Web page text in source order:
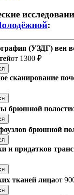
:
(УЗДГ) вен
от 1300 ₽
сканирование
брюшной полости
брюшной
и придатков
тканей лицаот